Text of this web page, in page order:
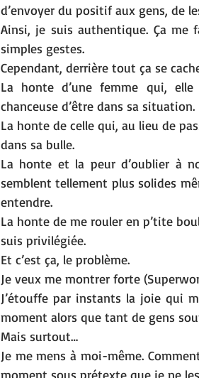
d’envoyer du positif aux gens, de
Ainsi, je suis authentique. Ça me
simples gestes.
Cependant, derrière tout ça se
La honte d’une femme qui,
chanceuse d’être dans sa situation.
La honte de celle qui, au lieu de
dans sa bulle.
La honte et la peur d’oublier à
semblent tellement plus solides
entendre.
La honte de me rouler en p’tite
suis privilégiée.
Et c’est ça, le problème.
Je veux me montrer forte
J’étouffe par instants la joie qui
moment alors que tant de gens
Mais surtout…
Je me mens à moi-même.
moment sous prétexte que je ne